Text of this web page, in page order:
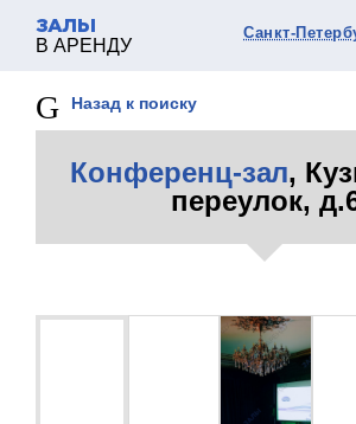
ЗАЛЫ
В АРЕНДУ
Санкт-
Назад к поиску
Конференц-зал,
переулок,